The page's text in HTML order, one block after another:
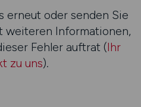
erneut oder senden Sie
weiteren Informationen,
Fehler auftrat (Ihr
zu uns).